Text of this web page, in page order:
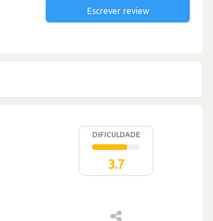
Escrever review
DIFICULDADE
3.7